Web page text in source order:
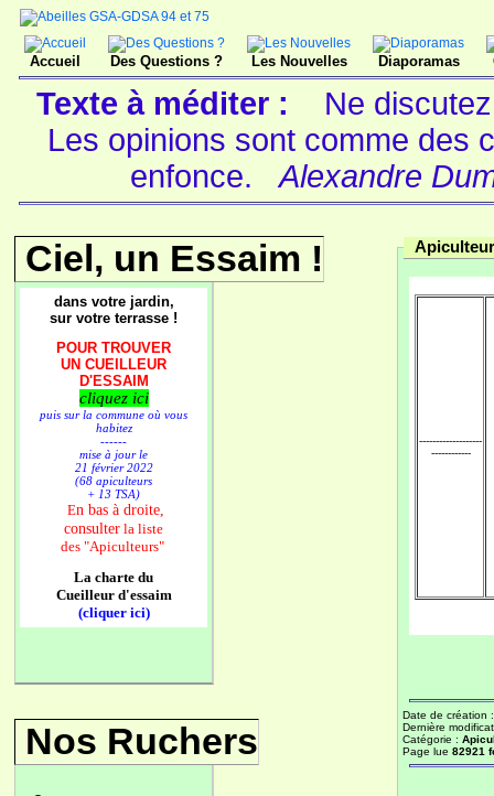
Accueil Des Questions ? Les Nouvelles Diaporamas
Texte à méditer :
Ne
Les opinions sont comme des
enfonce.
Alexandre
Ciel, un Essaim !
dans votre jardin,
sur votre terrasse !
POUR TROUVER
UN CUEILLEUR
D'ESSAIM
cliquez ici
puis sur la commune où vous
habitez
------
mise à jour le
21 février 2022
(68 apiculteurs
+ 13 TSA)
En bas à droite,
consulter la liste
des "Apiculteurs"
La charte du
Cueilleur d'essaim
(cliquer ici)
Nos Ruchers
-------------------
------------
Date de création
Dernière
Catégorie :
Page lue 82921